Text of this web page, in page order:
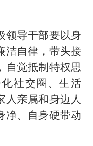
领导干部要以身
洁自律，带头接
自觉抵制特权思
社交圈、生活
人亲属和身边人
净、自身硬带动